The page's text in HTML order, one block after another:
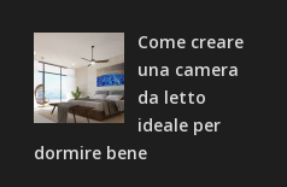
Come creare
una camera
da letto
ideale per
dormire bene